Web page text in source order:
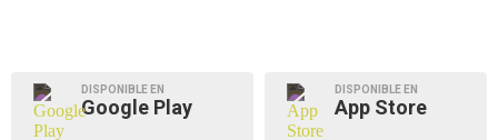
DISPONIBLE EN
Google Play
DISPONIBLE EN
App Store